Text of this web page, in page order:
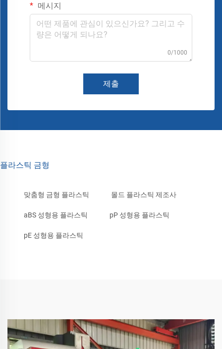
메시지
0/1000
제출
플라스틱 금형
맞춤형 금형 플라스틱 몰드 플라스틱 제조사
aBS 성형용 플라스틱 pP 성형용 플라스틱
pE 성형용 플라스틱